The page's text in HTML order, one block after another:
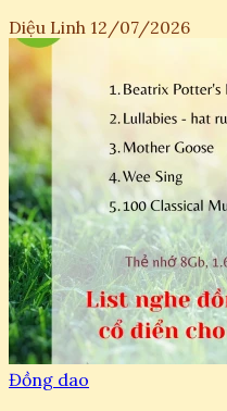
Diệu Linh 12/07/2026
Đồng dao